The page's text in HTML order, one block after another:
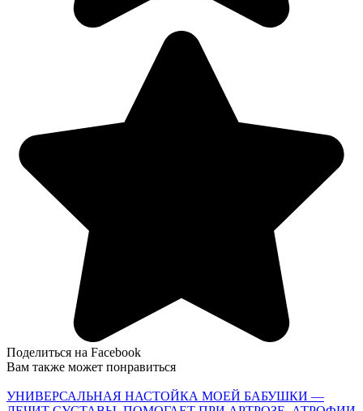
Поделиться на Facebook
Вам также может понравиться
УНИВЕРСАЛЬНАЯ НАСТОЙКА МОЕЙ БАБУШКИ —